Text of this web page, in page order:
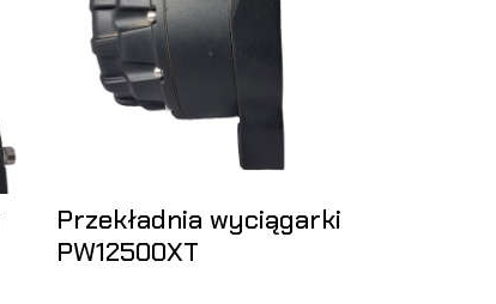
Przekładnia wyciągarki
PW12500XT